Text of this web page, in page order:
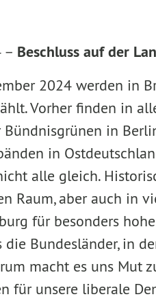
– Beschluss auf der
2024 werden in
Vorher finden in
Bündnisgrünen in
in
alle gleich.
Raum, aber auch in
für besonders
die Bundesländer, in
macht es uns Mut
für unsere liberale